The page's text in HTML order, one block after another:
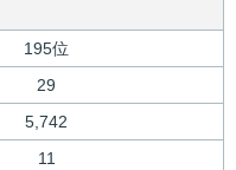
195位
29
5,742
11